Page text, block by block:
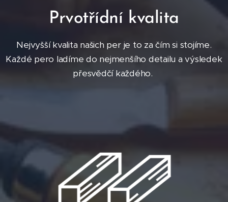
Prvotřídní kvalita
Nejvyšší kvalita našich per je to za čím si stojíme.
Každé pero ladíme do nejmenšího detailu a výsledek
přesvědčí každého.